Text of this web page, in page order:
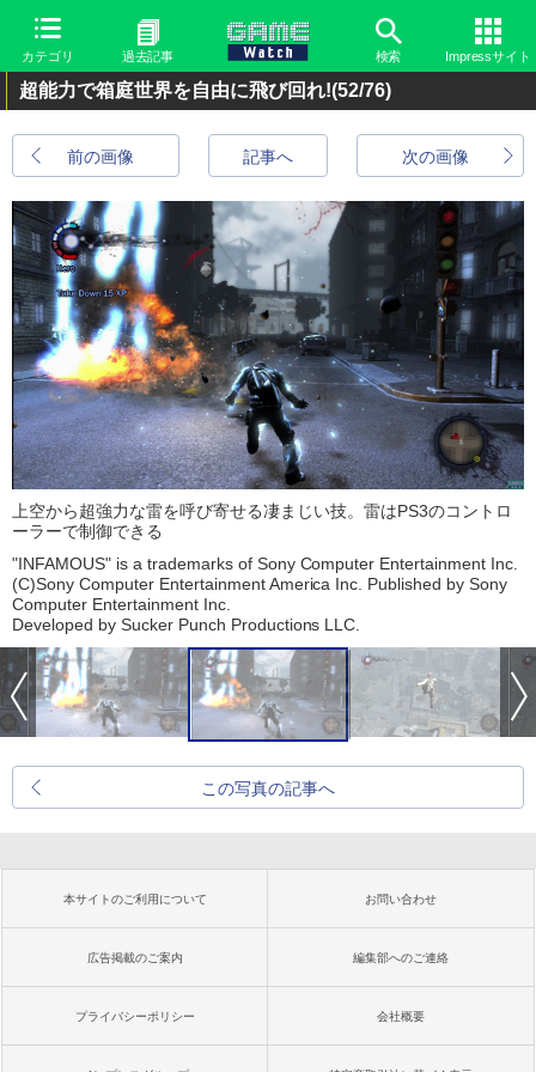
カテゴリ 過去記事 検索 Impressサイト
超能力で箱庭世界を自由に飛び回れ!(52/76)
前の画像 次の画像
記事へ
上空から超強力な雷を呼び寄せる凄まじい技。雷はPS3のコントロ
ーラーで制御できる
"INFAMOUS" is a trademarks of Sony Computer Entertainment Inc.
(C)Sony Computer Entertainment America Inc. Published by Sony
Computer Entertainment Inc.
Developed by Sucker Punch Productions LLC.
この写真の記事へ
本サイトのご利用について お問い合わせ
広告掲載のご案内 編集部へのご連絡
プライバシーポリシー 会社概要